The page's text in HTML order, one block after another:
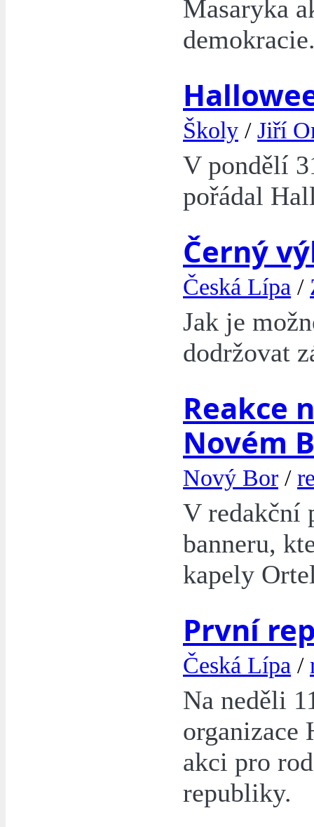
Masaryka
Školy / Jiří
V pondělí
pořádal
Černý
Česká Lípa /
Jak je
dodržovat
Reakce
Novém
Nový Bor /
V redakční
banneru,
kapely
První
Česká Lípa /
Na neděli
organizace
akci pro
republiky.